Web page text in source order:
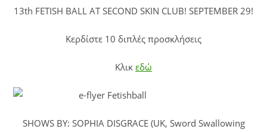
13th FETISH BALL AT SECOND SKIN CLUB! SEPTEMBER 29!
Κερδίστε 10 διπλές προσκλήσεις
Κλικ εδώ
SHOWS BY: SOPHIA DISGRACE (UK, Sword Swallowing